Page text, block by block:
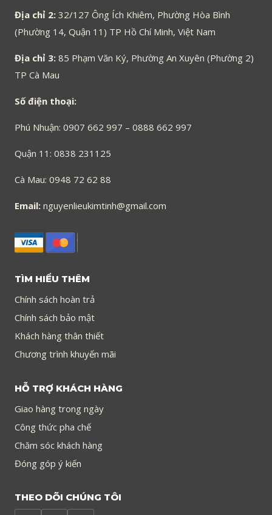
Địa chỉ 2: 32/127 Ông Ích Khiêm, Phường Hòa Bình
(Phường 14, Quận 11) TP Hồ Chí Minh, Việt Nam
Địa chỉ 3: 85 Phạm Văn Ký, Phường An Xuyên (Phường 2)
TP Cà Mau
Số điện thoại:
Phú Nhuận: 0907 662 997 – 0888 662 997
Quận 11: 0838 231125
Cà Mau: 0948 72 62 88
Email: nguyenlieukimtinh@gmail.com
TÌM HIỂU THÊM
Chính sách hoàn trả
Chính sách bảo mật
Khách hàng thân thiết
Chương trình khuyến mãi
HỖ TRỢ KHÁCH HÀNG
Giao hàng trong ngày
Công thức pha chế
Chăm sóc khách hàng
Đóng góp ý kiến
THEO DÕI CHÚNG TÔI